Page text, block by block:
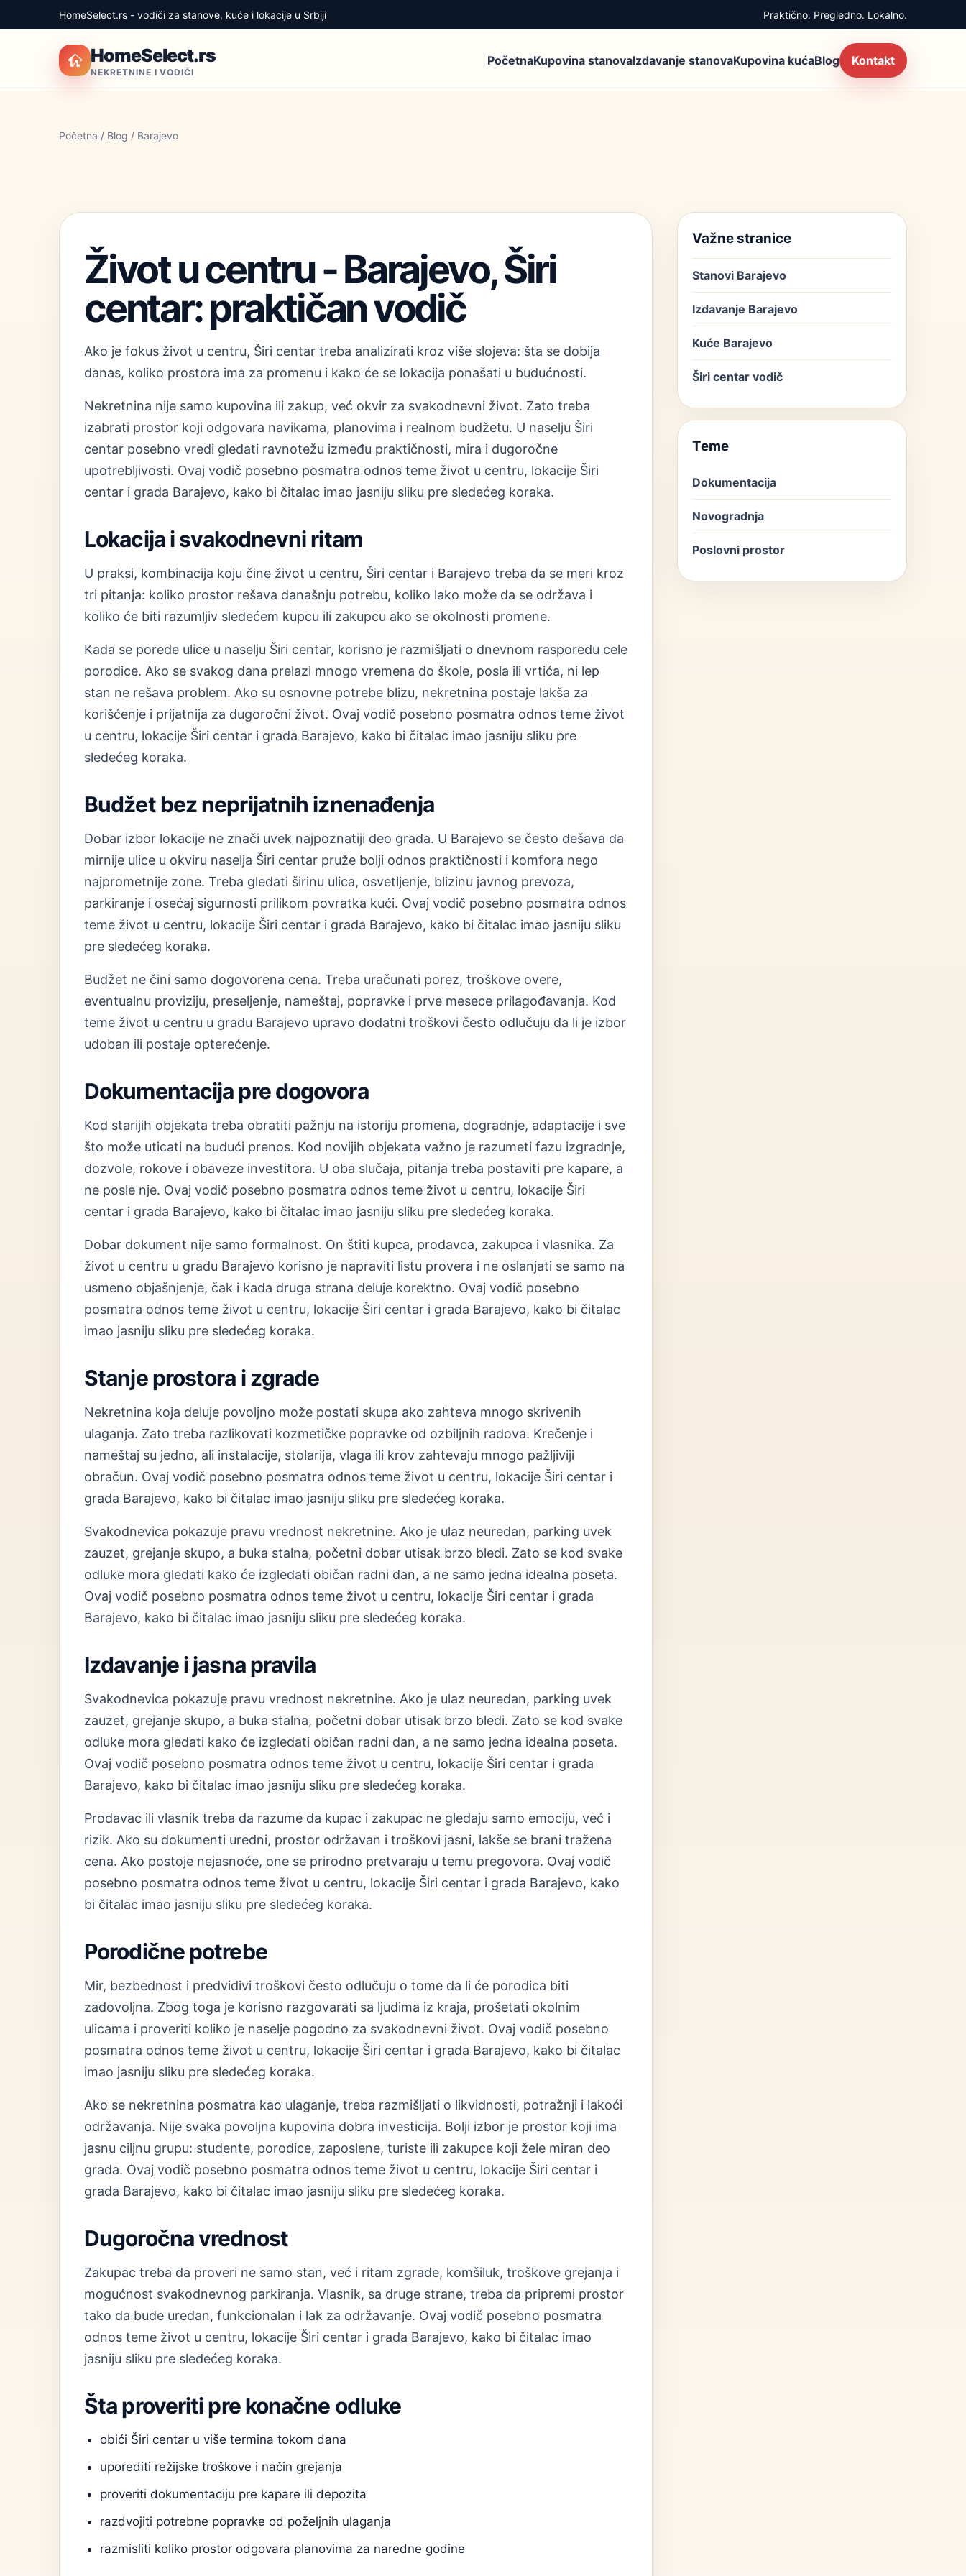
HomeSelect.rs - vodiči za stanove, kuće i lokacije u Srbiji Praktično. Pregledno. Lokalno.
HomeSelect.rs
NEKRETNINE I VODIČI
PočetnaKupovina stanovaIzdavanje stanovaKupovina kućaBlog Kontakt
Početna / Blog / Barajevo
Život u centru - Barajevo, Širi
centar: praktičan vodič
Ako je fokus život u centru, Širi centar treba analizirati kroz više slojeva: šta se dobija
danas, koliko prostora ima za promenu i kako će se lokacija ponašati u budućnosti.
Nekretnina nije samo kupovina ili zakup, već okvir za svakodnevni život. Zato treba
izabrati prostor koji odgovara navikama, planovima i realnom budžetu. U naselju Širi
centar posebno vredi gledati ravnotežu između praktičnosti, mira i dugoročne
upotrebljivosti. Ovaj vodič posebno posmatra odnos teme život u centru, lokacije Širi
centar i grada Barajevo, kako bi čitalac imao jasniju sliku pre sledećeg koraka.
Lokacija i svakodnevni ritam
U praksi, kombinacija koju čine život u centru, Širi centar i Barajevo treba da se meri kroz
tri pitanja: koliko prostor rešava današnju potrebu, koliko lako može da se održava i
koliko će biti razumljiv sledećem kupcu ili zakupcu ako se okolnosti promene.
Kada se porede ulice u naselju Širi centar, korisno je razmišljati o dnevnom rasporedu cele
porodice. Ako se svakog dana prelazi mnogo vremena do škole, posla ili vrtića, ni lep
stan ne rešava problem. Ako su osnovne potrebe blizu, nekretnina postaje lakša za
korišćenje i prijatnija za dugoročni život. Ovaj vodič posebno posmatra odnos teme život
u centru, lokacije Širi centar i grada Barajevo, kako bi čitalac imao jasniju sliku pre
sledećeg koraka.
Budžet bez neprijatnih iznenađenja
Dobar izbor lokacije ne znači uvek najpoznatiji deo grada. U Barajevo se često dešava da
mirnije ulice u okviru naselja Širi centar pruže bolji odnos praktičnosti i komfora nego
najprometnije zone. Treba gledati širinu ulica, osvetljenje, blizinu javnog prevoza,
parkiranje i osećaj sigurnosti prilikom povratka kući. Ovaj vodič posebno posmatra odnos
teme život u centru, lokacije Širi centar i grada Barajevo, kako bi čitalac imao jasniju sliku
pre sledećeg koraka.
Budžet ne čini samo dogovorena cena. Treba uračunati porez, troškove overe,
eventualnu proviziju, preseljenje, nameštaj, popravke i prve mesece prilagođavanja. Kod
teme život u centru u gradu Barajevo upravo dodatni troškovi često odlučuju da li je izbor
udoban ili postaje opterećenje.
Dokumentacija pre dogovora
Kod starijih objekata treba obratiti pažnju na istoriju promena, dogradnje, adaptacije i sve
što može uticati na budući prenos. Kod novijih objekata važno je razumeti fazu izgradnje,
dozvole, rokove i obaveze investitora. U oba slučaja, pitanja treba postaviti pre kapare, a
ne posle nje. Ovaj vodič posebno posmatra odnos teme život u centru, lokacije Širi
centar i grada Barajevo, kako bi čitalac imao jasniju sliku pre sledećeg koraka.
Dobar dokument nije samo formalnost. On štiti kupca, prodavca, zakupca i vlasnika. Za
život u centru u gradu Barajevo korisno je napraviti listu provera i ne oslanjati se samo na
usmeno objašnjenje, čak i kada druga strana deluje korektno. Ovaj vodič posebno
posmatra odnos teme život u centru, lokacije Širi centar i grada Barajevo, kako bi čitalac
imao jasniju sliku pre sledećeg koraka.
Stanje prostora i zgrade
Nekretnina koja deluje povoljno može postati skupa ako zahteva mnogo skrivenih
ulaganja. Zato treba razlikovati kozmetičke popravke od ozbiljnih radova. Krečenje i
nameštaj su jedno, ali instalacije, stolarija, vlaga ili krov zahtevaju mnogo pažljiviji
obračun. Ovaj vodič posebno posmatra odnos teme život u centru, lokacije Širi centar i
grada Barajevo, kako bi čitalac imao jasniju sliku pre sledećeg koraka.
Svakodnevica pokazuje pravu vrednost nekretnine. Ako je ulaz neuredan, parking uvek
zauzet, grejanje skupo, a buka stalna, početni dobar utisak brzo bledi. Zato se kod svake
odluke mora gledati kako će izgledati običan radni dan, a ne samo jedna idealna poseta.
Ovaj vodič posebno posmatra odnos teme život u centru, lokacije Širi centar i grada
Barajevo, kako bi čitalac imao jasniju sliku pre sledećeg koraka.
Izdavanje i jasna pravila
Svakodnevica pokazuje pravu vrednost nekretnine. Ako je ulaz neuredan, parking uvek
zauzet, grejanje skupo, a buka stalna, početni dobar utisak brzo bledi. Zato se kod svake
odluke mora gledati kako će izgledati običan radni dan, a ne samo jedna idealna poseta.
Ovaj vodič posebno posmatra odnos teme život u centru, lokacije Širi centar i grada
Barajevo, kako bi čitalac imao jasniju sliku pre sledećeg koraka.
Prodavac ili vlasnik treba da razume da kupac i zakupac ne gledaju samo emociju, već i
rizik. Ako su dokumenti uredni, prostor održavan i troškovi jasni, lakše se brani tražena
cena. Ako postoje nejasnoće, one se prirodno pretvaraju u temu pregovora. Ovaj vodič
posebno posmatra odnos teme život u centru, lokacije Širi centar i grada Barajevo, kako
bi čitalac imao jasniju sliku pre sledećeg koraka.
Porodične potrebe
Mir, bezbednost i predvidivi troškovi često odlučuju o tome da li će porodica biti
zadovoljna. Zbog toga je korisno razgovarati sa ljudima iz kraja, prošetati okolnim
ulicama i proveriti koliko je naselje pogodno za svakodnevni život. Ovaj vodič posebno
posmatra odnos teme život u centru, lokacije Širi centar i grada Barajevo, kako bi čitalac
imao jasniju sliku pre sledećeg koraka.
Ako se nekretnina posmatra kao ulaganje, treba razmišljati o likvidnosti, potražnji i lakoći
održavanja. Nije svaka povoljna kupovina dobra investicija. Bolji izbor je prostor koji ima
jasnu ciljnu grupu: studente, porodice, zaposlene, turiste ili zakupce koji žele miran deo
grada. Ovaj vodič posebno posmatra odnos teme život u centru, lokacije Širi centar i
grada Barajevo, kako bi čitalac imao jasniju sliku pre sledećeg koraka.
Dugoročna vrednost
Zakupac treba da proveri ne samo stan, već i ritam zgrade, komšiluk, troškove grejanja i
mogućnost svakodnevnog parkiranja. Vlasnik, sa druge strane, treba da pripremi prostor
tako da bude uredan, funkcionalan i lak za održavanje. Ovaj vodič posebno posmatra
odnos teme život u centru, lokacije Širi centar i grada Barajevo, kako bi čitalac imao
jasniju sliku pre sledećeg koraka.
Šta proveriti pre konačne odluke
obići Širi centar u više termina tokom dana
uporediti režijske troškove i način grejanja
proveriti dokumentaciju pre kapare ili depozita
razdvojiti potrebne popravke od poželjnih ulaganja
razmisliti koliko prostor odgovara planovima za naredne godine
Važne stranice
Stanovi Barajevo
Izdavanje Barajevo
Kuće Barajevo
Širi centar vodič
Teme
Dokumentacija
Novogradnja
Poslovni prostor